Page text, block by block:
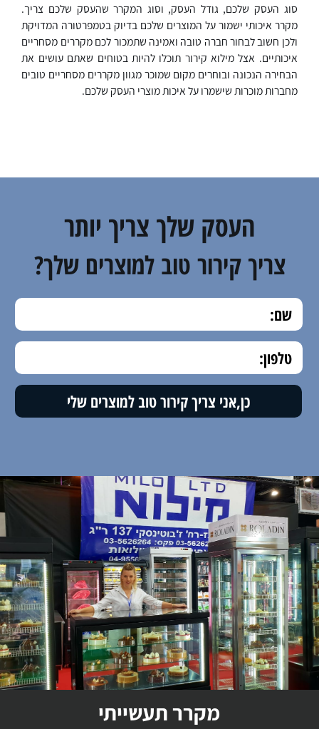
סוג העסק שלכם, גודל העסק, וסוג המקרר שהעסק שלכם צריך.
מקרר איכותי ישמור על המוצרים שלכם בדיוק בטמפרטורה המדויקת
ולכן חשוב לבחור חברה טובה ואמינה שתמכור לכם מקררים מסחריים
איכותיים. אצל מילוא קירור תוכלו להיות בטוחים שאתם עושים את
הבחירה הנכונה ובוחרים מקום שמוכר מגוון מקררים מסחריים טובים
מחברות מוכרות שישמרו על איכות מוצרי העסק שלכם.
העסק שלך צריך יותר
צריך קירור טוב למוצרים שלך?
מקרר תעשייתי